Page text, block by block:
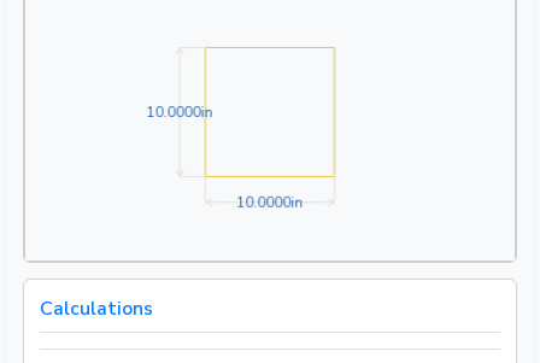
10.0000in10.0000in
10.0000in10.0000in
Calculations